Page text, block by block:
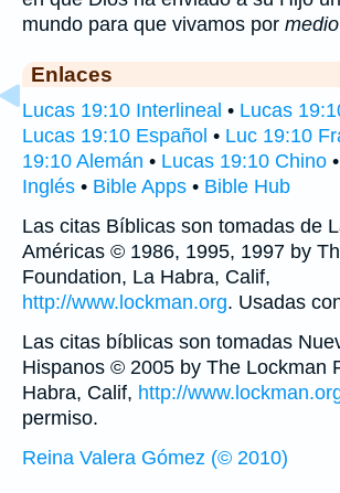
mundo para que vivamos por
Enlaces
Lucas 19:10 Interlineal • Lucas
Lucas 19:10 Español • Luc 19:10
19:10 Alemán • Lucas 19:10 Chino •
Inglés • Bible Apps • Bible Hub
Las citas Bíblicas son tomadas de
Américas © 1986, 1995, 1997 by
Foundation, La Habra, Calif,
http://www.lockman.org. Usadas
Las citas bíblicas son tomadas
Hispanos © 2005 by The Lockman
Habra, Calif, http://
permiso.
Reina Valera Gómez (© 2010)